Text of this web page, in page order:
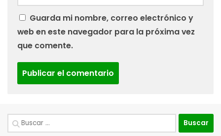
Guarda mi nombre, correo electrónico y
web en este navegador para la próxima vez
que comente.
Buscar: